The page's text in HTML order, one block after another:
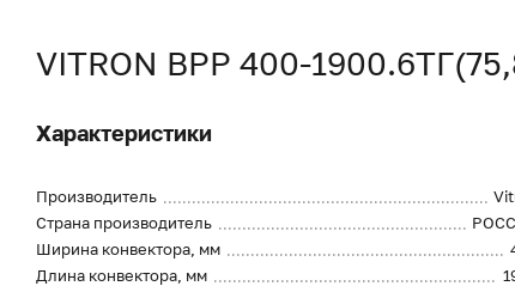
VITRON ВРР 400-
Характеристики
Производитель
Страна производитель
Ширина конвектора, мм
Длина конвектора, мм